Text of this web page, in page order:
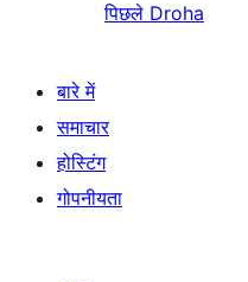
पिछले Droha
बारे में
समाचार
होस्टिंग
गोपनीयता